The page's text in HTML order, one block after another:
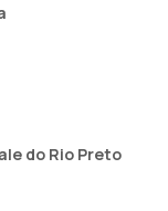
do Rio Preto